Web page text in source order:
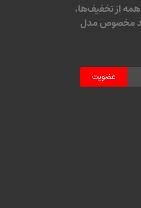
همه از تخفیف‌ها،
مخصوص مدل
عضویت